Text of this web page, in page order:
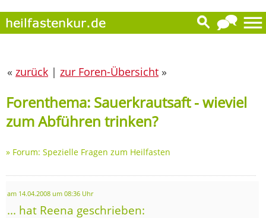
« zurück | zur Foren-Übersicht »
Forenthema: Sauerkrautsaft - wieviel
zum Abführen trinken?
» Forum: Spezielle Fragen zum Heilfasten
am 14.04.2008 um 08:36 Uhr
... hat Reena geschrieben: